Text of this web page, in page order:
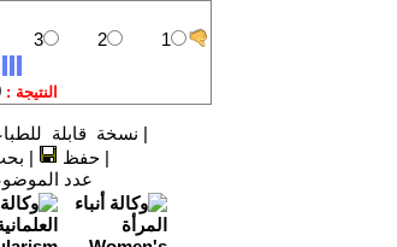
| نسخة قابلة
|حفظ |
عدد